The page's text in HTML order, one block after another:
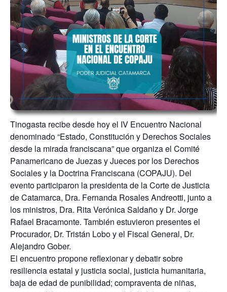
Tinogasta recibe desde hoy el IV Encuentro Nacional
denominado “Estado, Constitución y Derechos Sociales
desde la mirada franciscana” que organiza el Comité
Panamericano de Juezas y Jueces por los Derechos
Sociales y la Doctrina Franciscana (COPAJU). Del
evento participaron la presidenta de la Corte de Justicia
de Catamarca, Dra. Fernanda Rosales Andreotti, junto a
los ministros, Dra. Rita Verónica Saldaño y Dr. Jorge
Rafael Bracamonte. También estuvieron presentes el
Procurador, Dr. Tristán Lobo y el Fiscal General, Dr.
Alejandro Gober.
El encuentro propone reflexionar y debatir sobre
resiliencia estatal y justicia social, justicia humanitaria,
baja de edad de punibilidad; compraventa de niñas,